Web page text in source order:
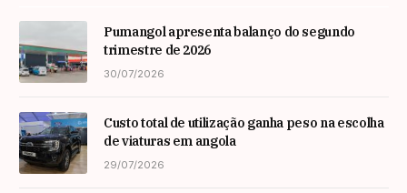
Pumangol apresenta balanço do segundo
trimestre de 2026
30/07/2026
Custo total de utilização ganha peso na escolha
de viaturas em angola
29/07/2026